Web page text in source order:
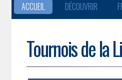
ACCUEIL DÉCOUVRIR
Tournois de la